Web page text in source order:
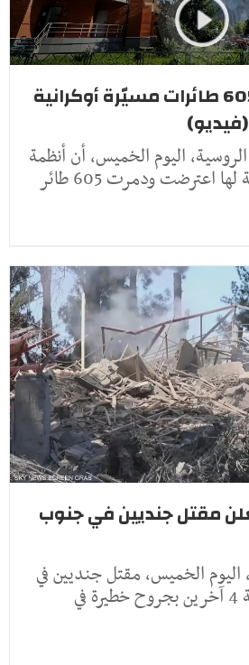
روسيا: إسقاط 605 طائرات مسيّرة أوكرانية
اليوم الخميس، أن أنظمة
اعترضت ودمرت 605 طائر
مقتل جنديين في جنوب
اليوم الخميس، مقتل جنديين في
جنوب لبنان، وإصابة 4 آخرين بجروح خطيرة في